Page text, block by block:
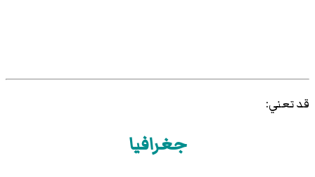
قد تعني:
جغرافيا